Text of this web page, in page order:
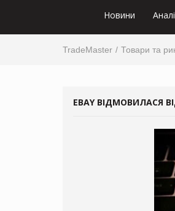
Новини
TradeMaster Товари та
EBAY ВІДМОВИЛАСЯ